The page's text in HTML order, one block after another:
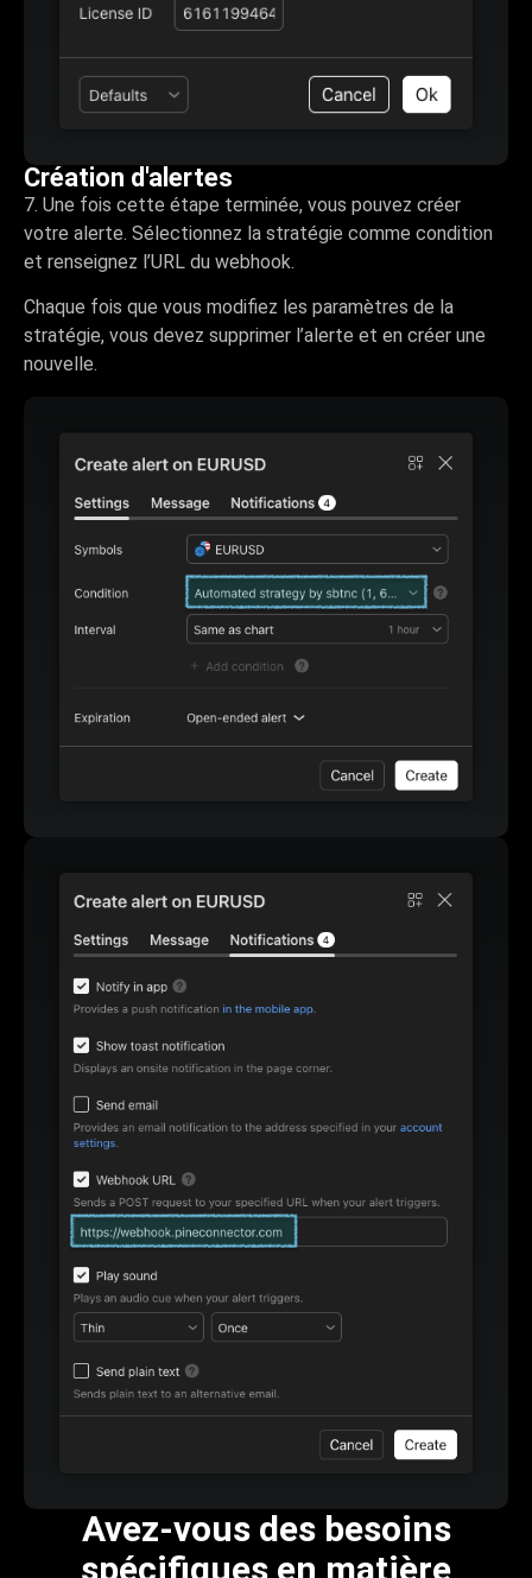
Création d'alertes
7. Une fois cette étape terminée, vous pouvez créer
votre alerte. Sélectionnez la stratégie comme condition
et renseignez l’URL du webhook.
Chaque fois que vous modifiez les paramètres de la
stratégie, vous devez supprimer l’alerte et en créer une
nouvelle.
Avez-vous des besoins
spécifiques en matière